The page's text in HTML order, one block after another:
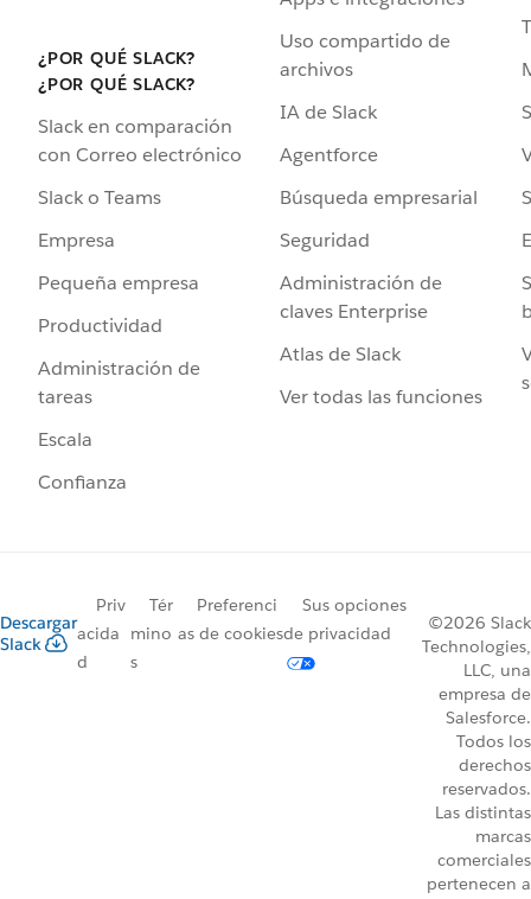
¿POR QUÉ SLACK?
¿POR QUÉ SLACK?
Slack en comparación
con Correo electrónico
Slack o Teams
Empresa
Pequeña empresa
Productividad
Administración de
tareas
Escala
Confianza
Uso compartido de
archivos
IA de Slack
Agentforce
Búsqueda empresarial
Seguridad
Administración de
claves Enterprise
Atlas de Slack
Ver todas las funciones
Descargar
Slack
Priv
acida
d
Tér
mino
s
Preferenci
as de cookies
Sus opciones
de privacidad
©2026 Slack
Technologies,
LLC, una
empresa de
Salesforce.
Todos los
derechos
reservados.
Las distintas
marcas
comerciales
pertenecen a